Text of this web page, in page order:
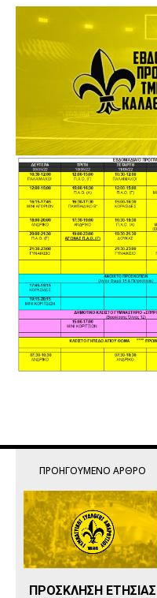
ΠΡΟΗΓΟΎΜΕΝΟ ΆΡΘΡΟ
ΠΡΟΣΚΛΗΣΗ ΕΤΗΣΙΑΣ